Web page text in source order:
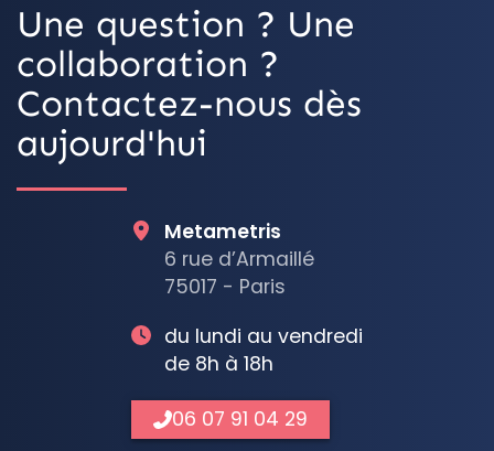
Une question ? Une
collaboration ?
Contactez-nous dès
aujourd'hui
Metametris
6 rue d’Armaillé
75017 - Paris
du lundi au vendredi
de 8h à 18h
06 07 91 04 29